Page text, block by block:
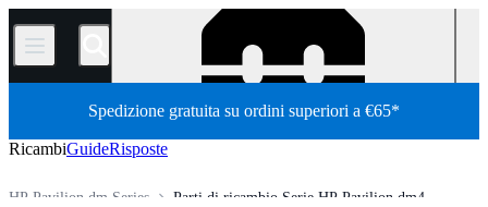
/
Spedizione gratuita su ordini superiori a €65*
RicambiGuideRisposte
Parti di ricambio Serie HP Pavilion dm4
HP Pavilion dm Series